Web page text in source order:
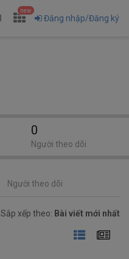
new
Đăng nhập/Đăng ký
Người theo dõi
Sắp xếp theo: Bài viết mới nhất
0
Người theo dõi